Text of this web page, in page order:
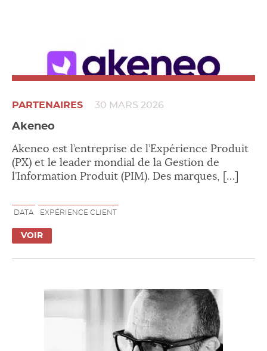
PARTENAIRES 30 MARS 2026
Akeneo
Akeneo est l’entreprise de l’Expérience Produit
(PX) et le leader mondial de la Gestion de
l’Information Produit (PIM). Des marques, […]
DATA EXPÉRIENCE CLIENT
VOIR